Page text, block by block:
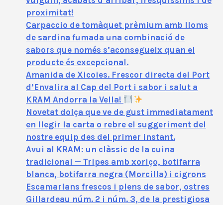
proximitat!
Carpaccio de tomàquet prèmium amb lloms
de sardina fumada una combinació de
sabors que només s’aconsegueix quan el
producte és excepcional.
Amanida de Xicoies. Frescor directa del Port
d’Envalira al Cap del Port i sabor i salut a
KRAM Andorra la Vella!
Novetat dolça que ve de gust immediatament
en llegir la carta o rebre el suggeriment del
nostre equip des del primer instant.
Avui al KRAM: un clàssic de la cuina
tradicional — Tripes amb xoriço, botifarra
blanca, botifarra negra (Morcilla) i cigrons
Escamarlans frescos i plens de sabor, ostres
Gillardeau núm. 2 i núm. 3, de la prestigiosa